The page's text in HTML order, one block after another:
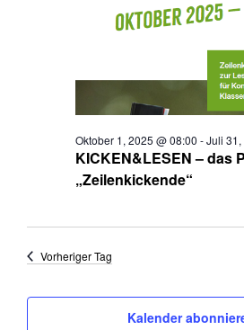
KICKEN&LESEN – das
„Zeilenkickende“
Oktober 1, 2025 @ 08:00 -Juli 31,
Vorheriger Tag
Kalender